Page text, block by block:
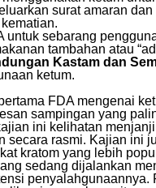
surat amaran
untuk sebarang
tambahan atau
Kastam dan
ketum.
FDA mengenai
sampingan yang
ini kelihatan
secara rasmi. Kajian ini
kratom yang lebih
sedang dijalankan